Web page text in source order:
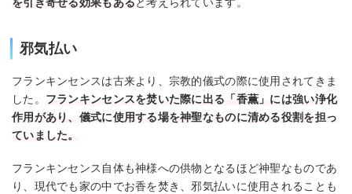
邪気払い
フランキンセンスは古来より、宗教的儀式の際に使用されてきま
した。 フランキンセンスを焚いた際に出る「香薫」には強い浄化
作用があり、儀式に使用する場を神聖なものに清める役割を担っ
ていました。
フランキンセンス自体も神様への供物となるほど神聖なものであ
り、現代でも家の中でお香を焚き、邪気払いに使用されることも